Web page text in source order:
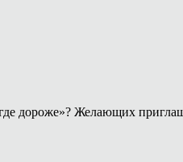
дороже»? Желающих